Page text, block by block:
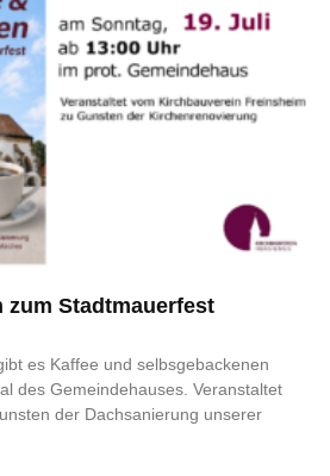
zum Stadtmauerfest
es Kaffee und selbsgebackenen
des Gemeindehauses. Veranstaltet
der Dachsanierung unserer